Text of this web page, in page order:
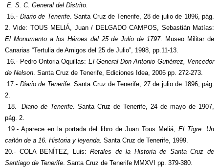
E. S. C. General del Distrito.
15.- Diario de Tenerife. Santa Cruz de Tenerife, 28 de julio de 1896, pág.
2. Vide: TOUS MELIÁ, Juan / DELGADO CAMPOS, Sebastián Matías:
El Monumento a los Héroes del 25 de Julio de 1797. Museo Militar de
Canarias “Tertulia de Amigos del 25 de Julio”, 1998, pp.11-13.
16.- Pedro Ontoria Oquillas: El General Don Antonio Gutiérrez, Vencedor
de Nelson . Santa Cruz de Tenerife, Ediciones Idea, 2006 pp. 272-273.
17.- Diario de Tenerife. Santa Cruz de Tenerife, 27 de julio de 1896, pág.
2.
18.- Diario de Tenerife . Santa Cruz de Tenerife, 24 de mayo de 1907,
pág. 2.
19.- Aparece en la portada del libro de Juan Tous Meliá, El Tigre. Un
cañón de a 16. Historia y leyenda. Santa Cruz de Tenerife, 1999.
20.- COLA BENÍTEZ, Luis:Retales de la Historia de Santa Cruz de
Santiago de Tenerife . Santa Cruz de Tenerife MMXVI pp. 379-380.